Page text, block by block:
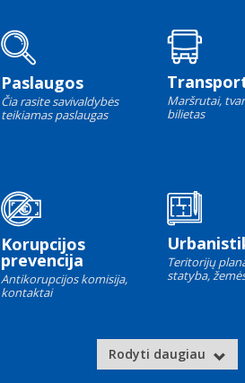
Paslaugos
Čia rasite savivaldybės
teikiamas paslaugas
Maršrutai,
bilietas
Korupcijos
prevencija
Antikorupcijos komisija,
kontaktai
Teritorijų
statyba,
Rodyti daugiau